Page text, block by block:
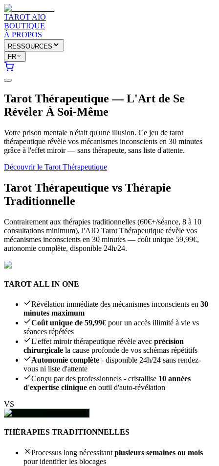
TAROT AIO
BOUTIQUE
À PROPOS
RESSOURCES
FR
Tarot Thérapeutique — L'Art de Se
Révéler À Soi-Même
Votre prison mentale n'était qu'une illusion. Ce jeu de tarot
thérapeutique révèle vos mécanismes inconscients en 30 minutes
grâce à l'effet miroir — sans thérapeute, sans liste d'attente.
Découvrir le Tarot Thérapeutique
Tarot Thérapeutique vs Thérapie
Traditionnelle
Contrairement aux thérapies traditionnelles (60€+/séance, 8 à 10
consultations minimum), l'AIO Tarot Thérapeutique révèle vos
mécanismes inconscients en 30 minutes — coût unique 59,99€,
autonomie complète, disponible 24h/24.
TAROT ALL IN ONE
Révélation immédiate des mécanismes inconscients en 30
minutes maximum
Coût unique de 59,99€ pour un accès illimité à vie vs
séances répétées
L'effet miroir thérapeutique révèle avec précision
chirurgicale la cause profonde de vos schémas répétitifs
Autonomie complète - disponible 24h/24 sans rendez-
vous ni liste d'attente
Conçu par des professionnels - cristallise 10 années
d'expertise clinique en outil d'auto-révélation
VS
THÉRAPIES TRADITIONNELLES
Processus long nécessitant plusieurs semaines ou mois
pour identifier les blocages